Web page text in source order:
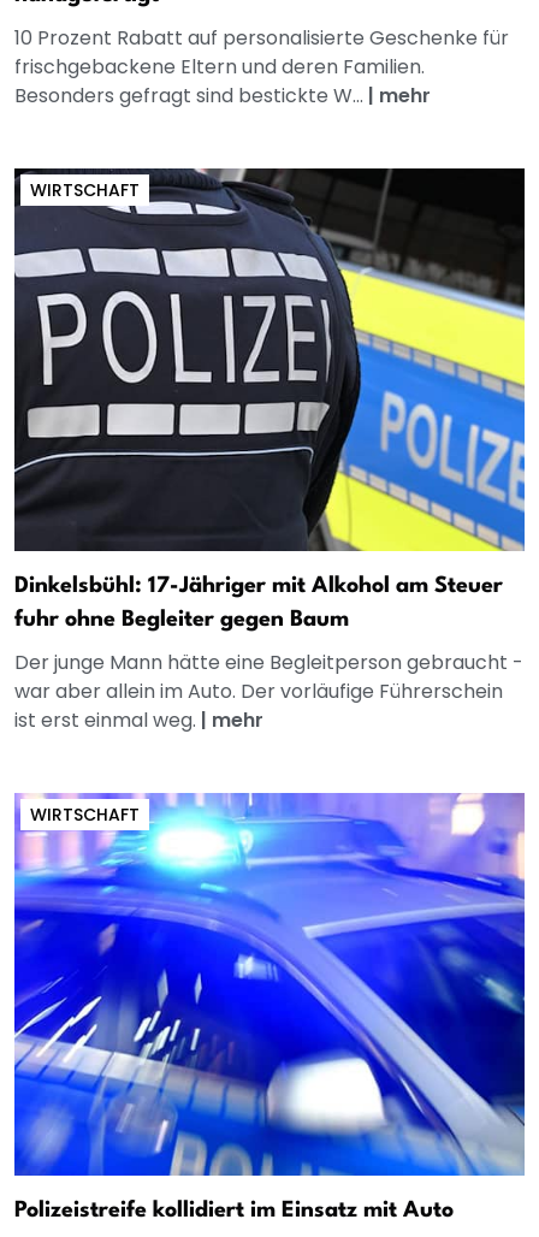
10 Prozent Rabatt auf personalisierte Geschenke für
frischgebackene Eltern und deren Familien.
Besonders gefragt sind bestickte W... | mehr
WIRTSCHAFT
Dinkelsbühl: 17-Jähriger mit Alkohol am Steuer
fuhr ohne Begleiter gegen Baum
Der junge Mann hätte eine Begleitperson gebraucht -
war aber allein im Auto. Der vorläufige Führerschein
ist erst einmal weg. | mehr
WIRTSCHAFT
Polizeistreife kollidiert im Einsatz mit Auto